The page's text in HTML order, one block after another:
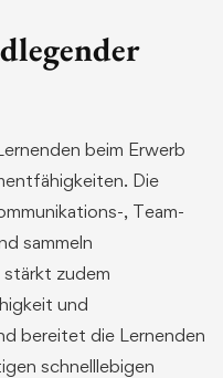
beim Erwerb
Die
, Team-
sammeln
stärkt zudem
und
bereitet die Lernenden
schnelllebigen